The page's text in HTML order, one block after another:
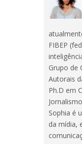
FIBEP
Grupo de
Autorais
Ph.D em
Sophia é
da mídia,